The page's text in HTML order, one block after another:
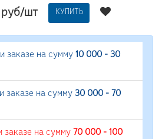
руб/шт КУПИТЬ
заказе на сумму 10 000 - 30
заказе на сумму 30 000 - 70
заказе на сумму 70 000 - 100